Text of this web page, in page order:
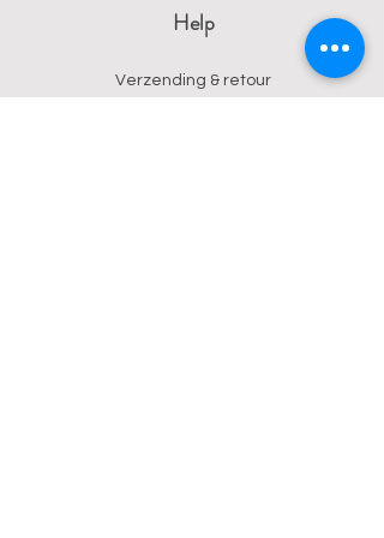
Help
Verzending & retour